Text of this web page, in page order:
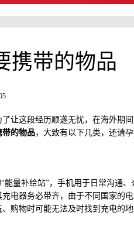
携带的物品
这段经历顺遂无忧，在海外期间
带的物品，大致有以下几类，还请
量补给站”，手机用于日常沟通、
电器务必带齐，由于不同国家的
购物时可能无法及时找到充电的